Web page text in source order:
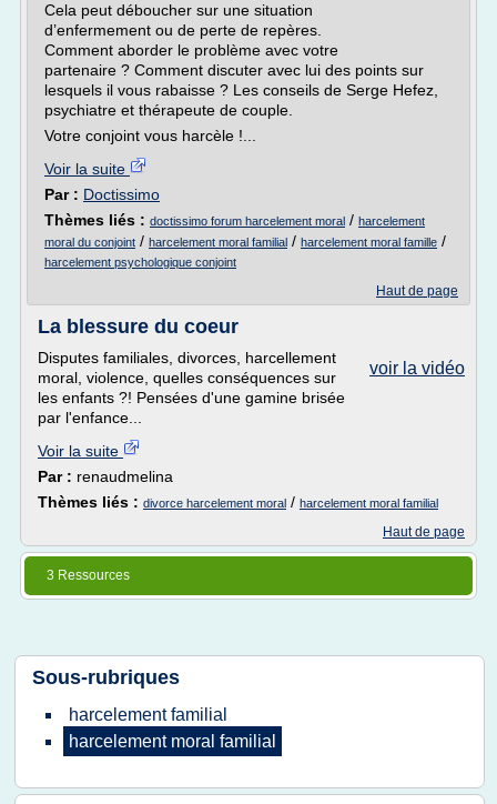
Cela peut déboucher sur une situation
d’enfermement ou de perte de repères.
Comment aborder le problème avec votre
partenaire ? Comment discuter avec lui des points sur
lesquels il vous rabaisse ? Les conseils de Serge Hefez,
psychiatre et thérapeute de couple.
Votre conjoint vous harcèle !...
Voir la suite
Par : Doctissimo
Thèmes liés : doctissimo forum harcelement moral / harcelement
moral du conjoint / harcelement moral familial / harcelement moral famille /
harcelement psychologique conjoint
Haut de page
La blessure du coeur
voir la vidéo
Disputes familiales, divorces, harcellement
moral, violence, quelles conséquences sur
les enfants ?! Pensées d'une gamine brisée
par l'enfance...
Voir la suite
Par : renaudmelina
Thèmes liés : divorce harcelement moral / harcelement moral familial
Haut de page
3 Ressources
Sous-rubriques
harcelement familial
harcelement moral familial